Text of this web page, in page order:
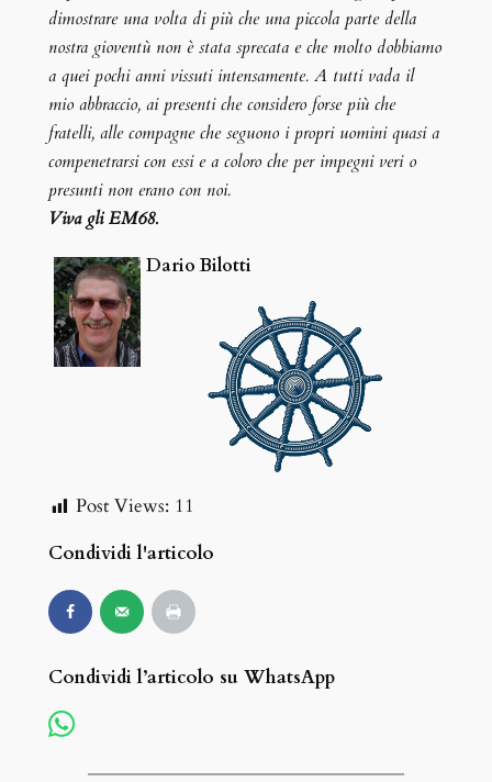
dimostrare una volta di più che una piccola parte della
nostra gioventù non è stata sprecata e che molto dobbiamo
a quei pochi anni vissuti intensamente. A tutti vada il
mio abbraccio, ai presenti che considero forse più che
fratelli, alle compagne che seguono i propri uomini quasi a
compenetrarsi con essi e a coloro che per impegni veri o
presunti non erano con noi.
Viva gli EM68.
Dario Bilotti
Post Views: 11
Condividi l'articolo
Condividi l’articolo su WhatsApp